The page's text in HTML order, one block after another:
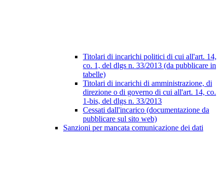
Titolari di incarichi politici di cui all'art. 14,
co. 1, del dlgs n. 33/2013 (da pubblicare in
tabelle)
Titolari di incarichi di amministrazione, di
direzione o di governo di cui all'art. 14, co.
1-bis, del dlgs n. 33/2013
Cessati dall'incarico (documentazione da
pubblicare sul sito web)
Sanzioni per mancata comunicazione dei dati